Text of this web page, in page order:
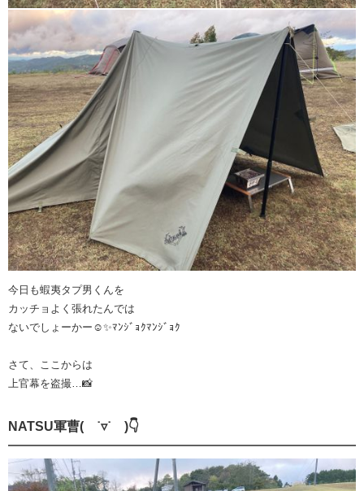
今日も蝦夷タプ男くんを
カッチョよく張れたんでは
ないでしょーかー☺️✨️ﾏﾝｼﾞｮｸﾏﾝｼﾞｮｸ
さて、ここからは
上官幕を盗撮…📸
NATSU軍曹( ˙▿˙ )👇